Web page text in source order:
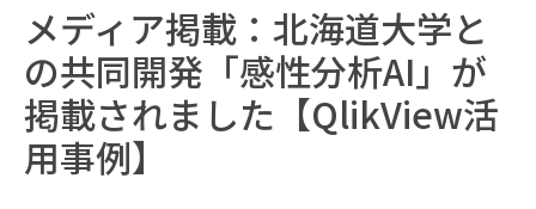
メディア掲載：北海道大学と
の共同開発「感性分析AI」が
掲載されました【QlikView活
用事例】